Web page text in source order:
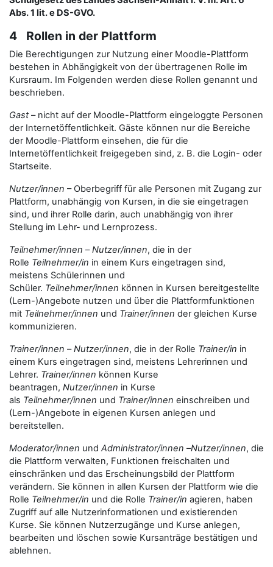
Abs. 1 lit. e DS-GVO.
4 Rollen in der Plattform
Die Berechtigungen zur Nutzung einer Moodle-Plattform
bestehen in Abhängigkeit von der übertragenen Rolle im
Kursraum. Im Folgenden werden diese Rollen genannt und
beschrieben.
Gast– nicht auf der Moodle-Plattform eingeloggte Personen
der Internetöffentlichkeit. Gäste können nur die Bereiche
der Moodle-Plattform einsehen, die für die
Internetöffentlichkeit freigegeben sind, z. B. die Login- oder
Startseite.
Nutzer/innen – Oberbegriff für alle Personen mit Zugang zur
Plattform, unabhängig von Kursen, in die sie eingetragen
sind, und ihrer Rolle darin, auch unabhängig von ihrer
Stellung im Lehr- und Lernprozess.
Teilnehmer/innen –Nutzer/innen, die in der
Rolle Teilnehmer/in in einem Kurs eingetragen sind,
meistens Schülerinnen und
Schüler. Teilnehmer/innen können in Kursen bereitgestellte
(Lern-)Angebote nutzen und über die Plattformfunktionen
mit Teilnehmer/innen und Trainer/innen der gleichen Kurse
kommunizieren.
Trainer/innen –Nutzer/innen, die in der Rolle Trainer/in in
einem Kurs eingetragen sind, meistens Lehrerinnen und
Lehrer. Trainer/innen können Kurse
beantragen, Nutzer/innen in Kurse
als Teilnehmer/innen und Trainer/innen einschreiben und
(Lern-)Angebote in eigenen Kursen anlegen und
bereitstellen.
Moderator/innen und Administrator/innen –Nutzer/innen, die
die Plattform verwalten, Funktionen freischalten und
einschränken und das Erscheinungsbild der Plattform
verändern. Sie können in allen Kursen der Plattform wie die
Rolle Teilnehmer/in und die Rolle Trainer/in agieren, haben
Zugriff auf alle Nutzerinformationen und existierenden
Kurse. Sie können Nutzerzugänge und Kurse anlegen,
bearbeiten und löschen sowie Kursanträge bestätigen und
ablehnen.